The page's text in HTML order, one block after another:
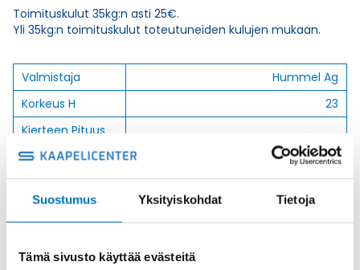
Suostumus Yksityiskohdat Tietoja
Tämä sivusto käyttää evästeitä
Toimituskulut 35kg:n asti 25€.
Yli 35kg:n toimituskulut toteutuneiden kulujen mukaan.
Valmistaja
Hummel Ag
Korkeus H
23
Kierteen Pituus
Etim 7
EC000441
Materiaali
Niklattu messinki
Kierre